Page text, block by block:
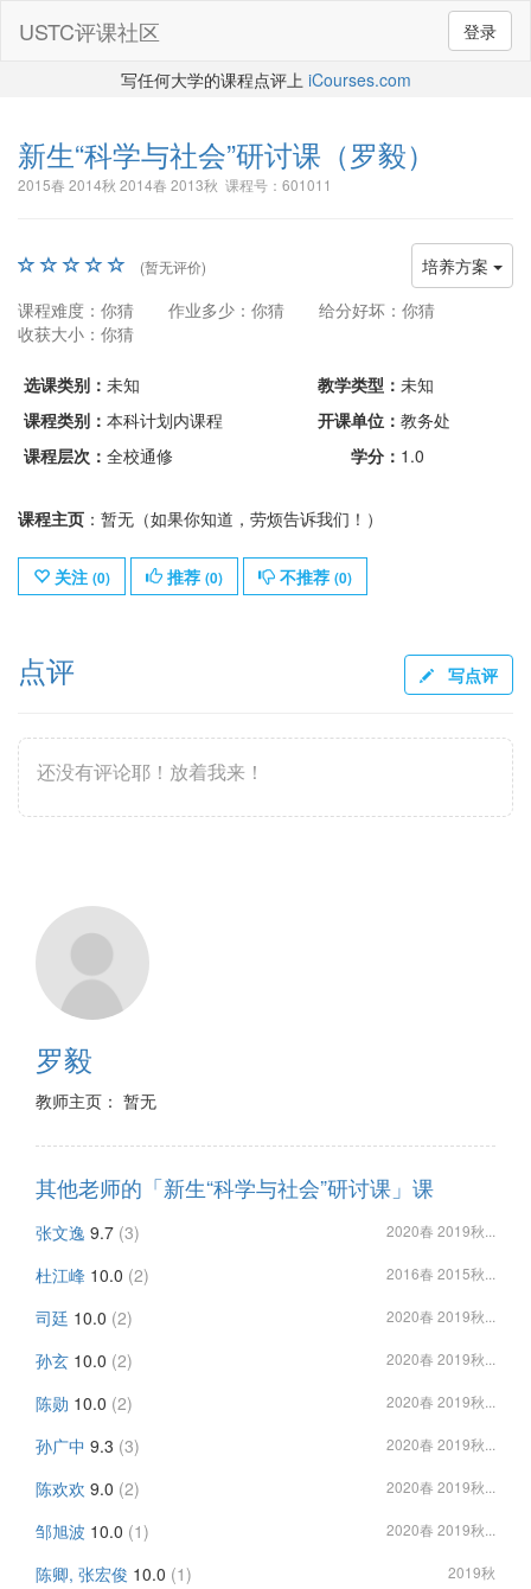
登录
USTC评课社区
写任何大学的课程点评上 iCourses.com
新生“科学与社会”研讨课 （罗毅）
2015春 2014秋 2014春 2013秋 课程号：601011
培养方案
(暂无评价)
课程难度：你猜 作业多少：你猜
给分好坏：你猜
收获大小：你猜
选课类别： 未知 教学类型： 未知
课程类别： 本科计划内课程 开课单位： 教务处
课程层次： 全校通修 学分： 1.0
课程主页 ：暂无（如果你知道，劳烦告诉我们！）
关注 (0) 推荐 (0) 不推荐 (0)
点评 写点评
还没有评论耶！放着我来！
罗毅
教师主页： 暂无
其他老师的「新生“科学与社会”研讨课」课
张文逸 9.7 (3) 2020春 2019秋...
杜江峰 10.0 (2) 2016春 2015秋...
司廷 10.0 (2) 2020春 2019秋...
孙玄 10.0 (2) 2020春 2019秋...
陈勋 10.0 (2) 2020春 2019秋...
孙广中 9.3 (3) 2020春 2019秋...
陈欢欢 9.0 (2) 2020春 2019秋...
邹旭波 10.0 (1) 2020春 2019秋...
陈卿, 张宏俊 10.0 (1) 2019秋